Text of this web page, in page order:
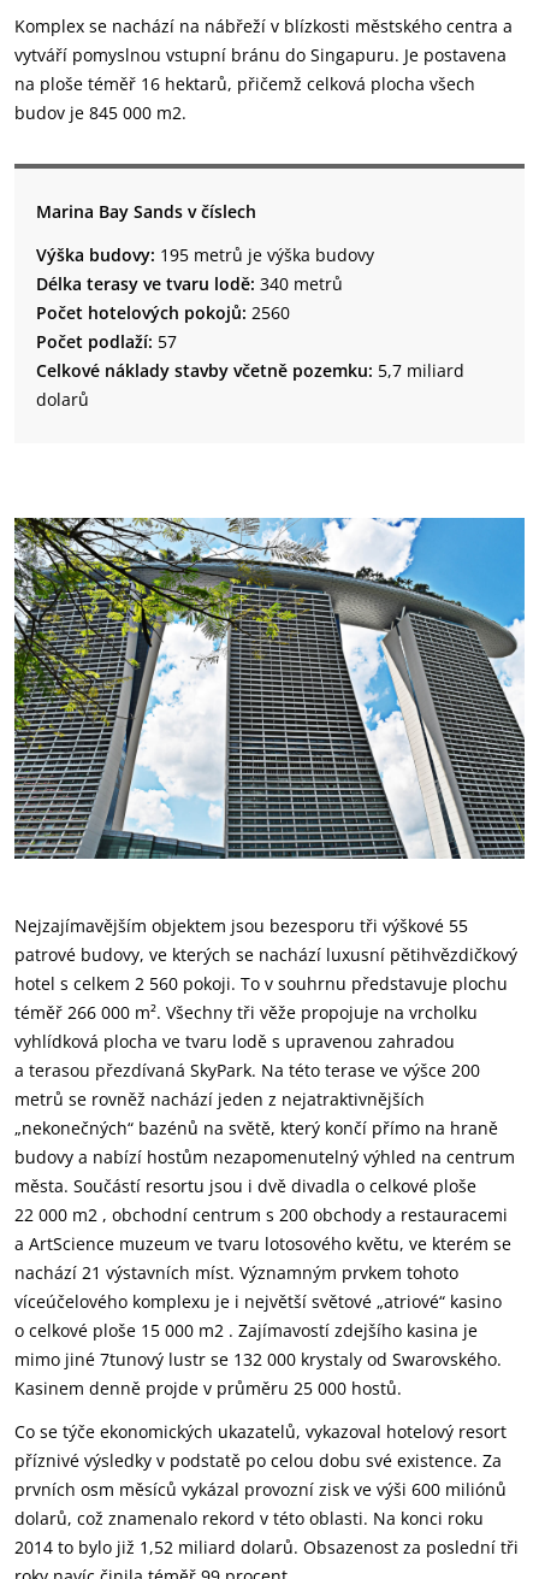
Komplex se nachází na nábřeží v blízkosti městského centra a
vytváří pomyslnou vstupní bránu do Singapuru. Je postavena
na ploše téměř 16 hektarů, přičemž celková plocha všech
budov je 845 000 m2.
Marina Bay Sands v číslech
Výška budovy: 195 metrů je výška budovy
Délka terasy ve tvaru lodě: 340 metrů
Počet hotelových pokojů: 2560
Počet podlaží: 57
Celkové náklady stavby včetně pozemku: 5,7 miliard
dolarů
Nejzajímavějším objektem jsou bezesporu tři výškové 55
patrové budovy, ve kterých se nachází luxusní pětihvězdičkový
hotel s celkem 2 560 pokoji. To v souhrnu představuje plochu
téměř 266 000 m². Všechny tři věže propojuje na vrcholku
vyhlídková plocha ve tvaru lodě s upravenou zahradou
a terasou přezdívaná SkyPark. Na této terase ve výšce 200
metrů se rovněž nachází jeden z nejatraktivnějších
„nekonečných“ bazénů na světě, který končí přímo na hraně
budovy a nabízí hostům nezapomenutelný výhled na centrum
města. Součástí resortu jsou i dvě divadla o celkové ploše
22 000 m2 , obchodní centrum s 200 obchody a restauracemi
a ArtScience muzeum ve tvaru lotosového květu, ve kterém se
nachází 21 výstavních míst. Významným prvkem tohoto
víceúčelového komplexu je i největší světové „atriové“ kasino
o celkové ploše 15 000 m2 . Zajímavostí zdejšího kasina je
mimo jiné 7tunový lustr se 132 000 krystaly od Swarovského.
Kasinem denně projde v průměru 25 000 hostů.
Co se týče ekonomických ukazatelů, vykazoval hotelový resort
příznivé výsledky v podstatě po celou dobu své existence. Za
prvních osm měsíců vykázal provozní zisk ve výši 600 miliónů
dolarů, což znamenalo rekord v této oblasti. Na konci roku
2014 to bylo již 1,52 miliard dolarů. Obsazenost za poslední tři